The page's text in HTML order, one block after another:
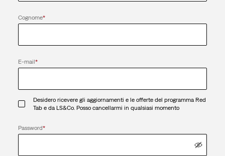
Cognome*
E-mail*
Desidero ricevere gli aggiornamenti e le offerte del programma Red
Tab e da LS&Co. Posso cancellarmi in qualsiasi momento
Password*